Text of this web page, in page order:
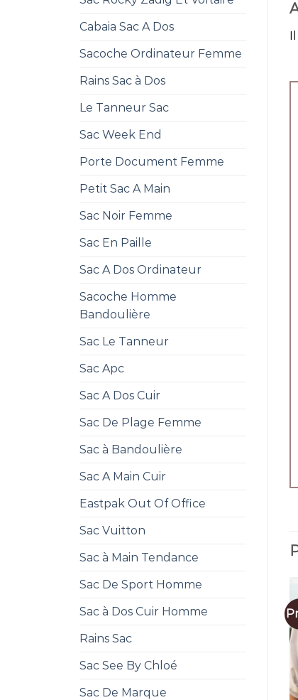
Cabaia Sac A Dos
Sacoche Ordinateur Femme
Rains Sac à Dos
Le Tanneur Sac
Sac Week End
Porte Document Femme
Petit Sac A Main
Sac Noir Femme
Sac En Paille
Sac A Dos Ordinateur
Sacoche Homme
Bandoulière
Sac Le Tanneur
Sac Apc
Sac A Dos Cuir
Sac De Plage Femme
Sac à Bandoulière
Sac A Main Cuir
Eastpak Out Of Office
Sac Vuitton
Sac à Main Tendance
Sac De Sport Homme
Sac à Dos Cuir Homme
Rains Sac
Sac See By Chloé
Sac De Marque
Il